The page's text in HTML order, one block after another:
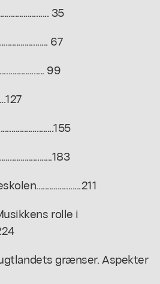
35
67
99
rolle i
grænser. Aspekter